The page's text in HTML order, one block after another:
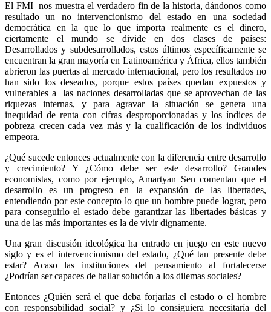
El FMI nos muestra el verdadero fin de la historia, dándonos como
resultado un no intervencionismo del estado en una sociedad
democrática en la que lo que importa realmente es el dinero,
ciertamente el mundo se divide en dos clases de países:
Desarrollados y subdesarrollados, estos últimos específicamente se
encuentran la gran mayoría en Latinoamérica y África, ellos también
abrieron las puertas al mercado internacional, pero los resultados no
han sido los deseados, porque estos países quedan expuestos y
vulnerables a las naciones desarrolladas que se aprovechan de las
riquezas internas, y para agravar la situación se genera una
inequidad de renta con cifras desproporcionadas y los índices de
pobreza crecen cada vez más y la cualificación de los individuos
empeora.
¿Qué sucede entonces actualmente con la diferencia entre desarrollo
y crecimiento? Y ¿Cómo debe ser este desarrollo? Grandes
economistas, como por ejemplo, Amartyan Sen comentan que el
desarrollo es un progreso en la expansión de las libertades,
entendiendo por este concepto lo que un hombre puede lograr, pero
para conseguirlo el estado debe garantizar las libertades básicas y
una de las más importantes es la de vivir dignamente.
Una gran discusión ideológica ha entrado en juego en este nuevo
siglo y es el intervencionismo del estado, ¿Qué tan presente debe
estar? Acaso las instituciones del pensamiento al fortalecerse
¿Podrían ser capaces de hallar solución a los dilemas sociales?
Entonces ¿Quién será el que deba forjarlas el estado o el hombre
con responsabilidad social? y ¿Si lo consiguiera necesitaría del